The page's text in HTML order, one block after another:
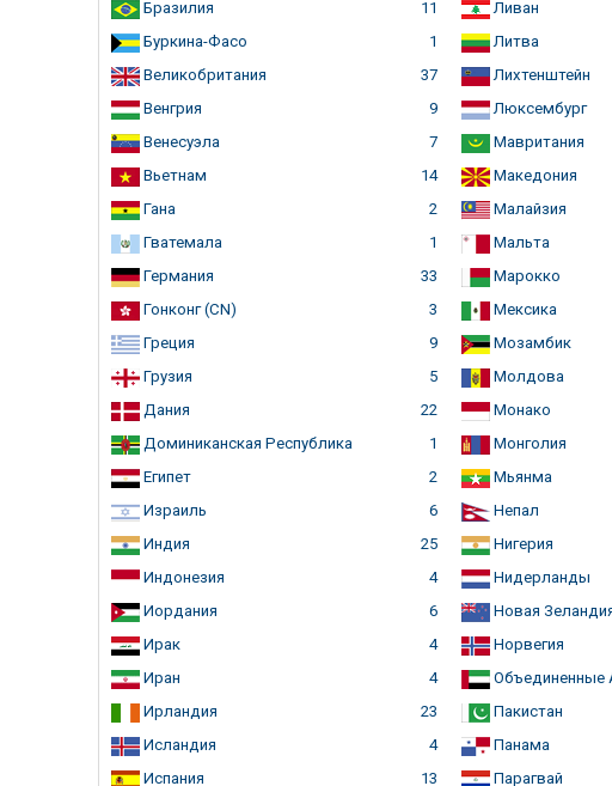
Бразилия
11
Буркина-Фасо
1
Великобритания
37
Венгрия
9
Венесуэла
7
Вьетнам
14
Гана
2
Гватемала
1
Германия
33
Гонконг (CN)
3
Греция
9
Грузия
5
Дания
22
Доминиканская Республика
1
Египет
2
Израиль
6
Индия
25
Индонезия
4
Иордания
6
Ирак
4
Иран
4
Ирландия
23
Исландия
4
Испания
13
Ливан
Литва
Лихтенштейн
Люксембург
Мавритания
Македония
Малайзия
Мальта
Марокко
Мексика
Мозамбик
Молдова
Монако
Монголия
Мьянма
Непал
Нигерия
Нидерланды
Новая
Норвегия
Объединенные
Пакистан
Панама
Парагвай